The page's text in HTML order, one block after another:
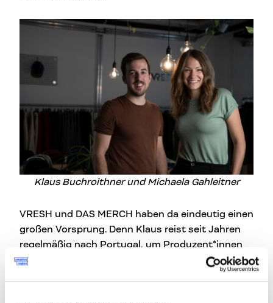
Klaus Buchroithner und Michaela Gahleitner
VRESH und DAS MERCH haben da eindeutig einen
großen Vorsprung. Denn Klaus reist seit Jahren
regelmäßig nach Portugal, um Produzent*innen
und Lieferant*innen zu besuchen. Er liebt es, vor
Ort zu sein, damit er so weit wie möglich in den